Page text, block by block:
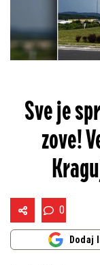
Sve je
zove!
0
Dodaj